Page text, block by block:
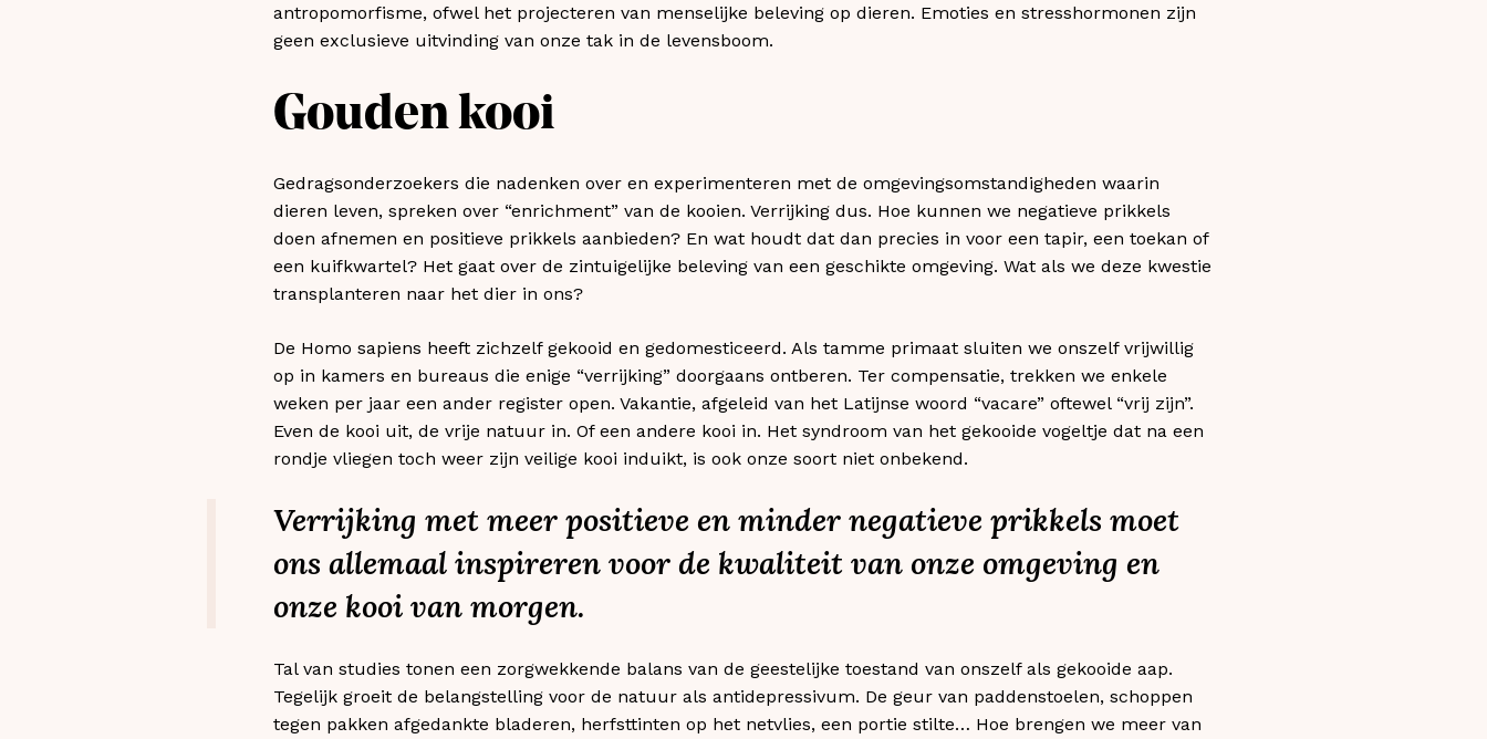
antropomorfisme, ofwel het projecteren van menselijke beleving op dieren. Emoties en stresshormonen zijn
geen exclusieve uitvinding van onze tak in de levensboom.
Gouden kooi
Gedragsonderzoekers die nadenken over en experimenteren met de omgevingsomstandigheden waarin
dieren leven, spreken over “enrichment” van de kooien. Verrijking dus. Hoe kunnen we negatieve prikkels
doen afnemen en positieve prikkels aanbieden? En wat houdt dat dan precies in voor een tapir, een toekan of
een kuifkwartel? Het gaat over de zintuigelijke beleving van een geschikte omgeving. Wat als we deze kwestie
transplanteren naar het dier in ons?
De Homo sapiens heeft zichzelf gekooid en gedomesticeerd. Als tamme primaat sluiten we onszelf vrijwillig
op in kamers en bureaus die enige “verrijking” doorgaans ontberen. Ter compensatie, trekken we enkele
weken per jaar een ander register open. Vakantie, afgeleid van het Latijnse woord “vacare” oftewel “vrij zijn”.
Even de kooi uit, de vrije natuur in. Of een andere kooi in. Het syndroom van het gekooide vogeltje dat na een
rondje vliegen toch weer zijn veilige kooi induikt, is ook onze soort niet onbekend.
Verrijking met meer positieve en minder negatieve prikkels moet
ons allemaal inspireren voor de kwaliteit van onze omgeving en
onze kooi van morgen.
Tal van studies tonen een zorgwekkende balans van de geestelijke toestand van onszelf als gekooide aap.
Tegelijk groeit de belangstelling voor de natuur als antidepressivum. De geur van paddenstoelen, schoppen
tegen pakken afgedankte bladeren, herfsttinten op het netvlies, een portie stilte… Hoe brengen we meer van